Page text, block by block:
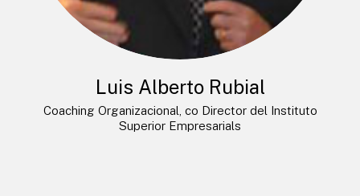
Luis Alberto Rubial
Coaching Organizacional, co Director del Instituto
Superior Empresarials